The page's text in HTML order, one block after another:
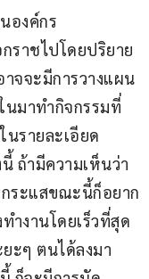
องค์กร
ราชไปโดยปริยาย
จจะมีการวางแผน
นมาทำกิจกรรมที่
รายละเอียด
ถ้ามีความเห็นว่า
กระแสขณะนี้ก็อยาก
ำงานโดยเร็วที่สุด
ะๆ ตนได้ลงมา